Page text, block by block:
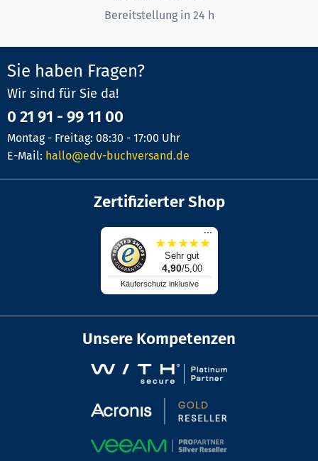
Bereitstellung in 24 h
Sie haben Fragen?
Wir sind für Sie da!
0 21 91 - 99 11 00
Montag - Freitag: 08:30 - 17:00 Uhr
E-Mail: hallo@edv-buchversand.de
Zertifizierter Shop
...
★★★★★
Sehr gut
4,90/5,00
Käuferschutz inklusive
Unsere Kompetenzen